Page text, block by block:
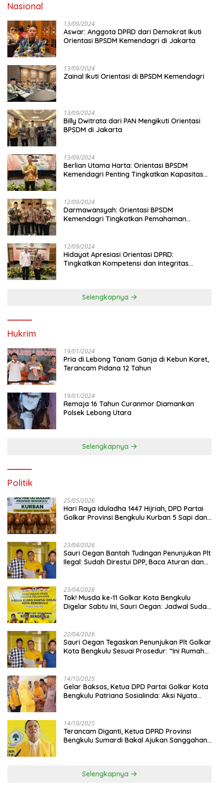
Nasional
13/09/2024
Aswar: Anggota DPRD dari Demokrat Ikuti
Orientasi BPSDM Kemendagri di Jakarta
13/09/2024
Zainal Ikuti Orientasi di BPSDM Kemendagri
13/09/2024
Billy Dwitrata dari PAN Mengikuti Orientasi
BPSDM di Jakarta
13/09/2024
Berlian Utama Harta: Orientasi BPSDM
Kemendagri Penting Tingkatkan Kapasitas
12/09/2024
Darmawansyah: Orientasi BPSDM
Kemendagri Tingkatkan Pemahaman
12/09/2024
Hidayat Apresiasi Orientasi DPRD:
Tingkatkan Kompetensi dan Integritas
Selengkapnya
Hukrim
19/01/2024
Pria di Lebong Tanam Ganja di Kebun Karet,
Terancam Pidana 12 Tahun
19/01/2024
Remaja 16 Tahun Curanmor Diamankan
Polsek Lebong Utara
Selengkapnya
Politik
25/05/2026
Hari Raya Iduladha 1447 Hijriah, DPD Partai
Golkar Provinsi Bengkulu Kurban 5 Sapi dan 1
23/04/2026
Sauri Oegan Bantah Tudingan Penunjukan Plt
Ilegal: Sudah Direstui DPP, Baca Aturan dan
23/04/2026
‎Tok! Musda ke-11 Golkar Kota Bengkulu
Digelar Sabtu Ini, Sauri Oegan: Jadwal Sudah
22/04/2026
Sauri Oegan Tegaskan Penunjukan Plt Golkar
Kota Bengkulu Sesuai Prosedur: “Ini Rumah
14/10/2025
‎Gelar Baksos, Ketua DPD Partai Golkar Kota
Bengkulu Patriana Sosialinda: Aksi Nyata
14/10/2025
Terancam Diganti, Ketua DPRD Provinsi
Bengkulu Sumardi Bakal Ajukan Sanggahan
Selengkapnya